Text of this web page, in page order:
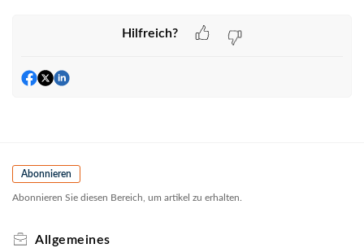
Hilfreich?
Abonnieren
Abonnieren Sie diesen Bereich, um artikel zu erhalten.
Allgemeines